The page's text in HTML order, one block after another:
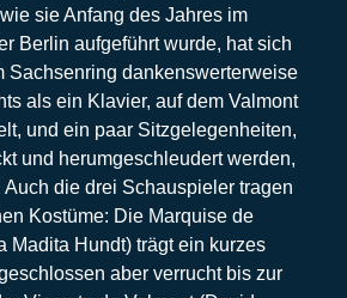
sie Anfang des Jahres im
Berlin aufgeführt wurde, hat sich
Sachsenring dankenswerterweise
als ein Klavier, auf dem Valmont
und ein paar Sitzgelegenheiten,
und herumgeschleudert werden,
die drei Schauspieler tragen
Kostüme: Die Marquise de
Madita Hundt) trägt ein kurzes
aber verrucht bis zur